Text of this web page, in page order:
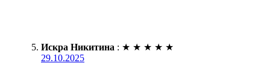
Искра Никитина : ★ ★ ★ ★ ★
29.10.2025